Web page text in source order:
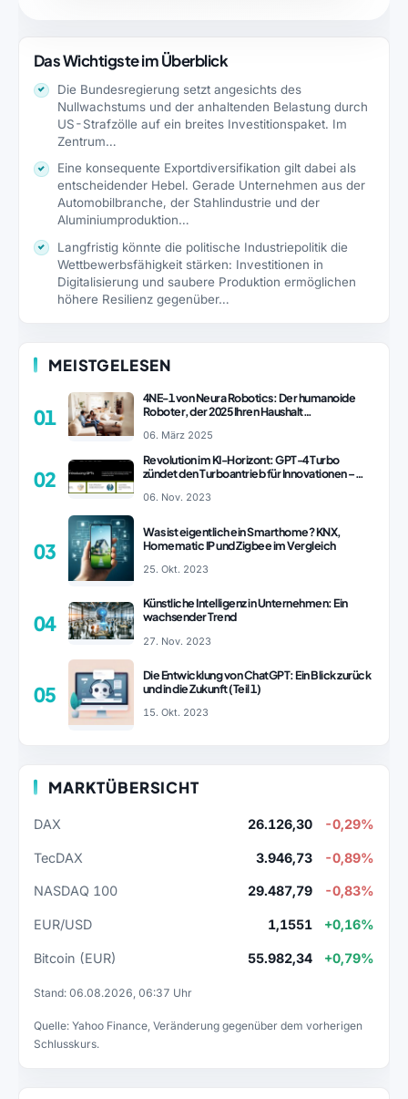
Das Wichtigste im Überblick
Die Bundesregierung setzt angesichts des
Nullwachstums und der anhaltenden Belastung durch
US-Strafzölle auf ein breites Investitionspaket. Im
Zentrum…
Eine konsequente Exportdiversifikation gilt dabei als
entscheidender Hebel. Gerade Unternehmen aus der
Automobilbranche, der Stahlindustrie und der
Aluminiumproduktion…
Langfristig könnte die politische Industriepolitik die
Wettbewerbsfähigkeit stärken: Investitionen in
Digitalisierung und saubere Produktion ermöglichen
höhere Resilienz gegenüber…
MEISTGELESEN
01
4NE-1 von Neura Robotics: Der humanoide
Roboter, der 2025 Ihren Haushalt
06. März 2025
02
Revolution im KI-Horizont: GPT-4 Turbo
zündet den Turboantrieb für Innovationen –
06. Nov. 2023
03
Was ist eigentlich ein Smarthome? KNX,
Homematic IP und Zigbee im Vergleich
25. Okt. 2023
04
Künstliche Intelligenz in Unternehmen: Ein
wachsender Trend
27. Nov. 2023
05
Die Entwicklung von ChatGPT: Ein Blick zurück
und in die Zukunft (Teil 1)
15. Okt. 2023
MARKTÜBERSICHT
DAX 26.126,30 -0,29%
TecDAX 3.946,73 -0,89%
NASDAQ 100 29.487,79 -0,83%
EUR/USD 1,1551 +0,16%
Bitcoin (EUR) 55.982,34 +0,79%
Stand: 06.08.2026, 06:37 Uhr
Quelle: Yahoo Finance, Veränderung gegenüber dem vorherigen
Schlusskurs.